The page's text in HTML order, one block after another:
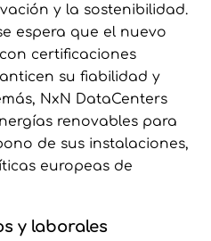
y la sostenibilidad.
espera que el nuevo
certificaciones
su fiabilidad y
NxN DataCenters
renovables para
de sus instalaciones,
europeas de
y laborales